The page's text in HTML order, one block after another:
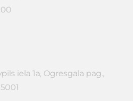
iela 1a, Ogresgala pag.,